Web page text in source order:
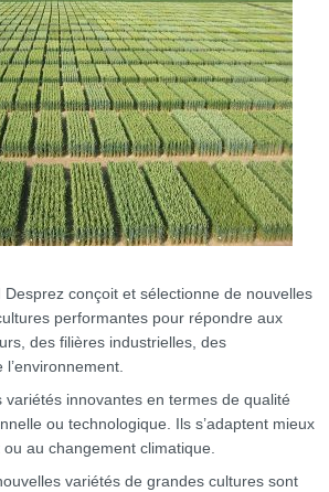
conçoit et sélectionne de nouvelles
performantes pour répondre aux
des filières industrielles, des
variétés innovantes en termes de qualité
ou technologique. Ils s’adaptent mieux
au changement climatique.
variétés de grandes cultures sont